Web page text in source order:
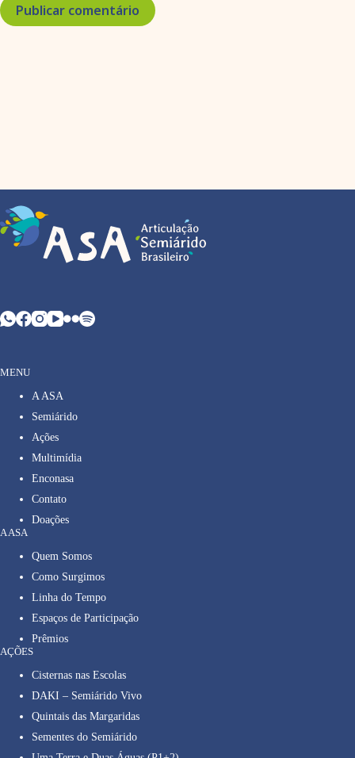
Publicar comentário
MENU
A ASA
Semiárido
Ações
Multimídia
Enconasa
Contato
Doações
A ASA
Quem Somos
Como Surgimos
Linha do Tempo
Espaços de Participação
Prêmios
AÇÕES
Cisternas nas Escolas
DAKI – Semiárido Vivo
Quintais das Margaridas
Sementes do Semiárido